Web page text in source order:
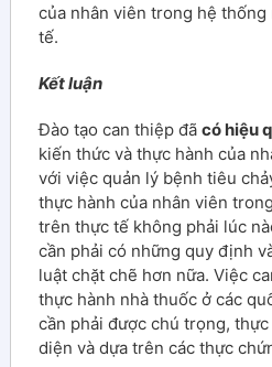
của nhân viên trong hệ
tế.
Kết luận
Đào tạo can thiệp đã có hiệu
kiến thức và thực hành của
với việc quản lý bệnh tiêu
thực hành của nhân viên
trên thực tế không phải lúc
cần phải có những quy định
luật chặt chẽ hơn nữa. Việc
thực hành nhà thuốc ở các
cần phải được chú trọng,
diện và dựa trên các thực